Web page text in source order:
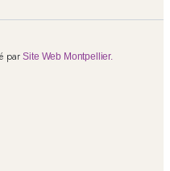
parSite Web Montpellier.